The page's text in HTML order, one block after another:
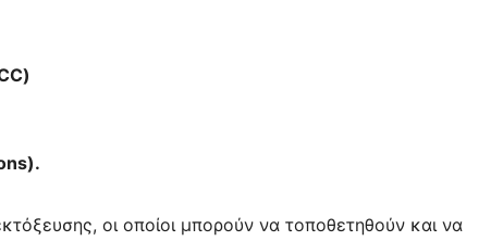
οι οποίοι μπορούν να τοποθετηθούν και να